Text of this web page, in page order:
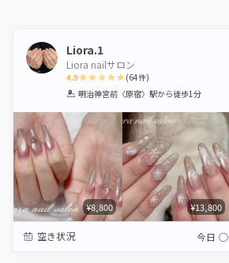
Liora.1
Liora nailサロン
4.9
1 2 3 4 5
(64件)
明治神宮前〈原宿〉駅から徒歩1分
¥8,800 ¥13,800
空き状況 今日 ◯